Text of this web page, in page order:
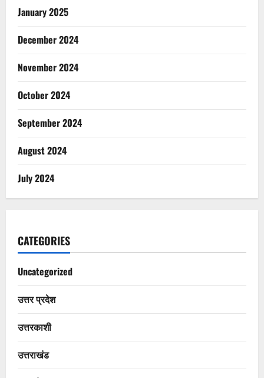
January 2025
December 2024
November 2024
October 2024
September 2024
August 2024
July 2024
CATEGORIES
Uncategorized
उत्तर प्रदेश
उत्तरकाशी
उत्तराखंड